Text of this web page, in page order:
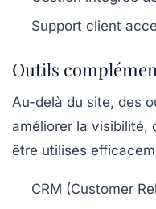
Support client
Outils
Au-delà du site, des
améliorer la visibilité,
être utilisés
CRM (Customer